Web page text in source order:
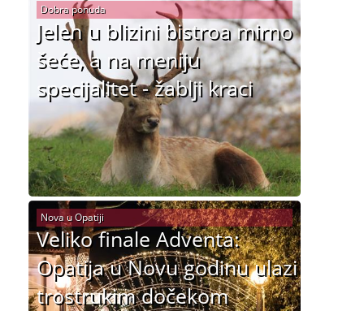
Jelen u blizini bistroa mirno
šeće, a na meniju
specijalitet - žablji kraci
Dobra ponuda
Veliko finale Adventa:
Opatija u Novu godinu ulazi
trostrukim dočekom
Nova u Opatiji